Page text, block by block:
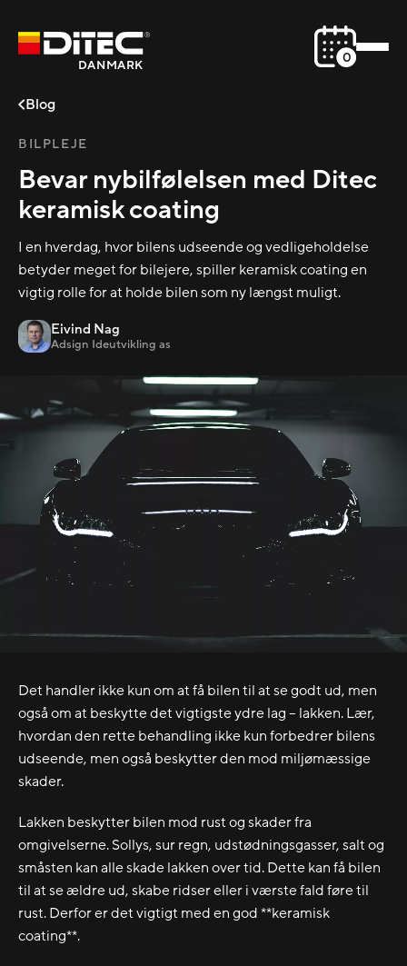
DANMARK 0
Blog
BILPLEJE
Bevar nybilfølelsen med Ditec
keramisk coating
I en hverdag, hvor bilens udseende og vedligeholdelse
betyder meget for bilejere, spiller keramisk coating en
vigtig rolle for at holde bilen som ny længst muligt.
Eivind Nag
Adsign Ideutvikling as
Det handler ikke kun om at få bilen til at se godt ud, men
også om at beskytte det vigtigste ydre lag – lakken. Lær,
hvordan den rette behandling ikke kun forbedrer bilens
udseende, men også beskytter den mod miljømæssige
skader.
Lakken beskytter bilen mod rust og skader fra
omgivelserne. Sollys, sur regn, udstødningsgasser, salt og
småsten kan alle skade lakken over tid. Dette kan få bilen
til at se ældre ud, skabe ridser eller i værste fald føre til
rust. Derfor er det vigtigt med en god **keramisk
coating**.